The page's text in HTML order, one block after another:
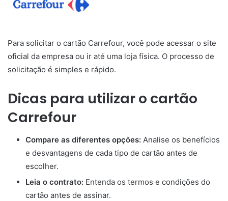
Para solicitar o cartão Carrefour, você pode acessar o site
oficial da empresa ou ir até uma loja física. O processo de
solicitação é simples e rápido.
Dicas para utilizar o cartão
Carrefour
Compare as diferentes opções: Analise os benefícios
e desvantagens de cada tipo de cartão antes de
escolher.
Leia o contrato: Entenda os termos e condições do
cartão antes de assinar.